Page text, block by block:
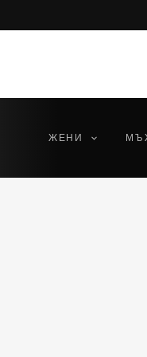
ЖЕНИ